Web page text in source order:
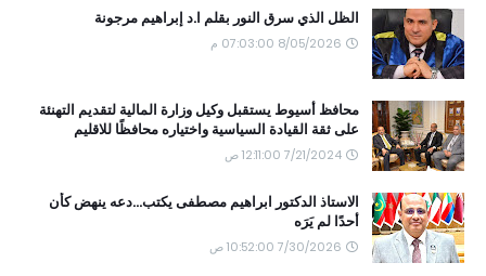
الظل الذي سرق النور بقلم ا.د إبراهيم مرجونة
8/05/2026 07:03:00 م
محافظ أسيوط يستقبل وكيل وزارة المالية لتقديم التهنئة
على ثقة القيادة السياسية واختياره محافظًا للاقليم
7/21/2024 12:11:00 ص
الاستاذ الدكتور ابراهيم مصطفى يكتب...دعه ينهض كأن
أحدًا لم يَرَه
7/30/2026 10:52:00 ص